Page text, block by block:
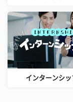
インターンシッ